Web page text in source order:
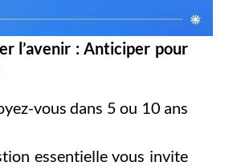
l’avenir : Anticiper pour
vous dans 5 ou 10 ans
essentielle vous invite